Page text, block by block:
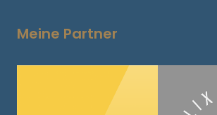
Meine Partner